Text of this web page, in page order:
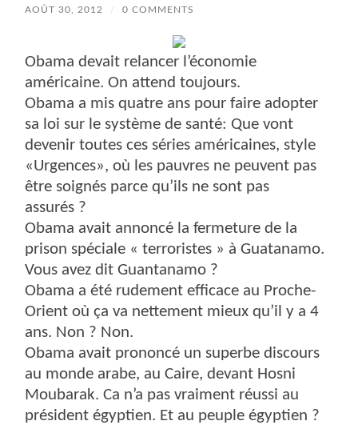
AOÛT 30, 2012 / 0 COMMENTS
Obama devait relancer l’économie
américaine. On attend toujours.
Obama a mis quatre ans pour faire adopter
sa loi sur le système de santé: Que vont
devenir toutes ces séries américaines, style
«Urgences», où les pauvres ne peuvent pas
être soignés parce qu’ils ne sont pas
assurés ?
Obama avait annoncé la fermeture de la
prison spéciale « terroristes » à Guatanamo.
Vous avez dit Guantanamo ?
Obama a été rudement efficace au Proche-
Orient où ça va nettement mieux qu’il y a 4
ans. Non ? Non.
Obama avait prononcé un superbe discours
au monde arabe, au Caire, devant Hosni
Moubarak. Ca n’a pas vraiment réussi au
président égyptien. Et au peuple égyptien ?